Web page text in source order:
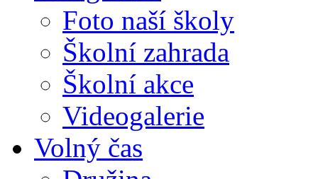
Foto naší školy
Školní zahrada
Školní akce
Videogalerie
Volný čas